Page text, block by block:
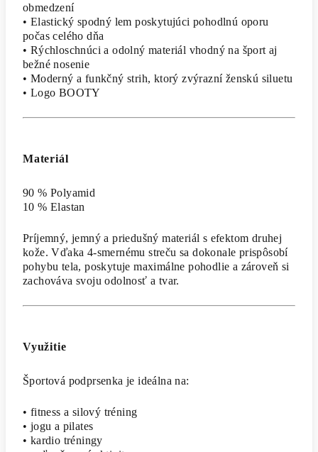
obmedzení
• Elastický spodný lem poskytujúci pohodlnú oporu
počas celého dňa
• Rýchloschnúci a odolný materiál vhodný na šport aj
bežné nosenie
• Moderný a funkčný strih, ktorý zvýrazní ženskú siluetu
• Logo BOOTY
Materiál
90 % Polyamid
10 % Elastan
Príjemný, jemný a priedušný materiál s efektom druhej
kože. Vďaka 4-smernému streču sa dokonale prispôsobí
pohybu tela, poskytuje maximálne pohodlie a zároveň si
zachováva svoju odolnosť a tvar.
Využitie
Športová podprsenka je ideálna na:
• fitness a silový tréning
• jogu a pilates
• kardio tréningy